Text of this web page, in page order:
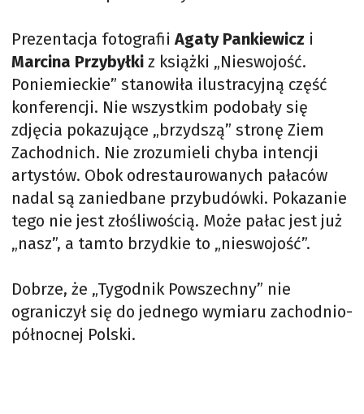
Prezentacja fotografiiAgaty Pankiewicz i
Marcina Przybyłki z książki „Nieswojość.
Poniemieckie” stanowiła ilustracyjną część
konferencji. Nie wszystkim podobały się
zdjęcia pokazujące „brzydszą” stronę Ziem
Zachodnich. Nie zrozumieli chyba intencji
artystów. Obok odrestaurowanych pałaców
nadal są zaniedbane przybudówki. Pokazanie
tego nie jest złośliwością. Może pałac jest już
„nasz”, a tamto brzydkie to „nieswojość”.
Dobrze, że „Tygodnik Powszechny” nie
ograniczył się do jednego wymiaru zachodnio-
północnej Polski.